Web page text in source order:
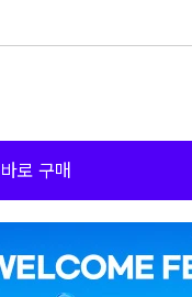
바로 구매